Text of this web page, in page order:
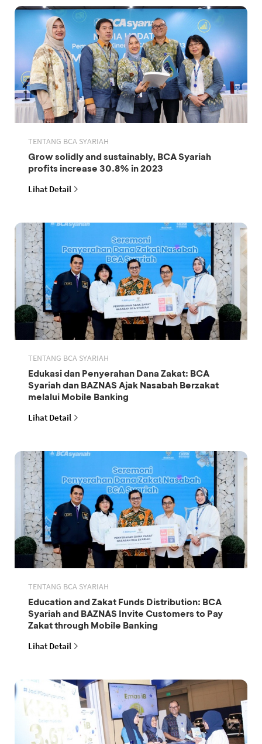
TENTANG BCA SYARIAH
Grow solidly and sustainably, BCA Syariah
profits increase 30.8% in 2023
Lihat Detail
TENTANG BCA SYARIAH
Edukasi dan Penyerahan Dana Zakat: BCA
Syariah dan BAZNAS Ajak Nasabah Berzakat
melalui Mobile Banking
Lihat Detail
TENTANG BCA SYARIAH
Education and Zakat Funds Distribution: BCA
Syariah and BAZNAS Invite Customers to Pay
Zakat through Mobile Banking
Lihat Detail